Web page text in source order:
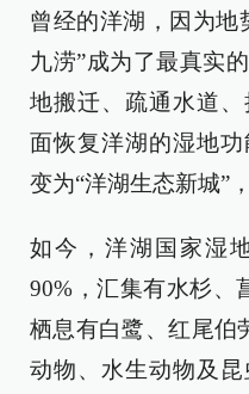
曾经的洋湖，因为地
九涝”成为了最真实
地搬迁、疏通水道
面恢复洋湖的湿地
变为“洋湖生态新城”
如今，洋湖国家湿
90%，汇集有水杉、
栖息有白鹭、红尾伯
动物、水生动物及